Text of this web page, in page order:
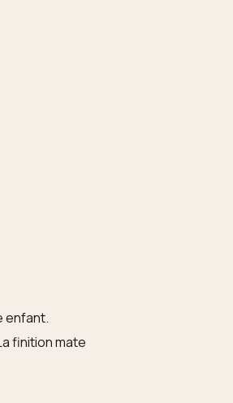
enfant.
finition mate